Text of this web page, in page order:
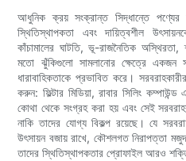
আধুনিক ক্রয় সংক্রান্ত সিদ্ধান্তে পণ্যের
স্থিতিস্থাপকতা এবং দায়িত্বশীল
কাঁচামালের ঘাটতি, ভূ-রাজনৈতিক
মতো ঝুঁকিগুলো সামলানোর ক্ষেত্রে একজন
ধারাবাহিকতাকে প্রভাবিত করে।
করুন: ফিল্টার মিডিয়া, রাবার সিলিং
কোথা থেকে সংগ্রহ করা হয় এবং সেই
নাকি তাদের যোগ্য বিকল্প রয়েছে। যে
উৎসায়ন বজায় রাখে, কৌশলগত নিরাপত্তা মজুদ
তাদের স্থিতিস্থাপকতার প্রোফাইল আরও